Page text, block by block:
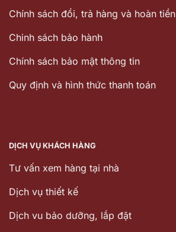
Chính sách đổi, trả hàng và hoàn tiền
Chinh sách bảo hành
Chính sách bảo mật thông tin
Quy định và hình thức thanh toán
DỊCH VỤ KHÁCH HÀNG
Tư vấn xem hàng tại nhà
Dịch vụ thiết kế
Dịch vu bảo dưỡng, lắp đặt